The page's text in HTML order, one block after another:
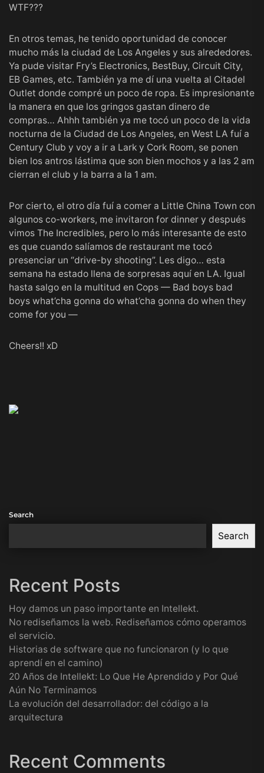
WTF???
En otros temas, he tenido oportunidad de conocer
mucho más la ciudad de Los Angeles y sus alrededores.
Ya pude visitar Fry’s Electronics, BestBuy, Circuit City,
EB Games, etc. También ya me dí una vuelta al Citadel
Outlet donde compré un poco de ropa. Es impresionante
la manera en que los gringos gastan dinero de
compras… Ahhh también ya me tocó un poco de la vida
nocturna de la Ciudad de Los Angeles, en West LA fuí a
Century Club y voy a ir a Lark y Cork Room, se ponen
bien los antros lástima que son bien mochos y a las 2 am
cierran el club y la barra a la 1 am.
Por cierto, el otro día fuí a comer a Little China Town con
algunos co-workers, me invitaron for dinner y después
vimos The Incredibles, pero lo más interesante de esto
es que cuando salíamos de restaurant me tocó
presenciar un “drive-by shooting”. Les digo… esta
semana ha estado llena de sorpresas aquí en LA. Igual
hasta salgo en la multitud en Cops — Bad boys bad
boys what’cha gonna do what’cha gonna do when they
come for you —
Cheers!! xD
Search
Search
Recent Posts
Hoy damos un paso importante en Intellekt.
No rediseñamos la web. Rediseñamos cómo operamos
el servicio.
Historias de software que no funcionaron (y lo que
aprendí en el camino)
20 Años de Intellekt: Lo Que He Aprendido y Por Qué
Aún No Terminamos
La evolución del desarrollador: del código a la
arquitectura
Recent Comments